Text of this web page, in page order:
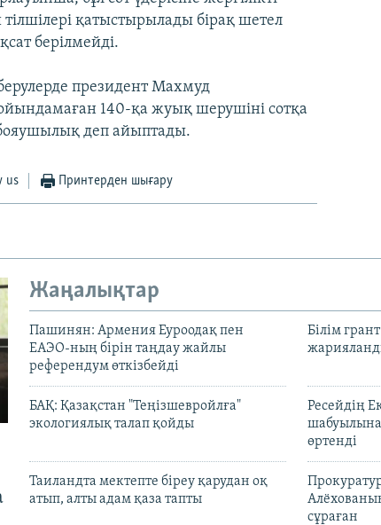
қатыстырылады бірақ шетел
берілмейді.
президент Махмуд
140-қа жуық шерушіні сотқа
деп айыптады.
us Принтерден шығару
Жаңалықтар
Пашинян: Армения Еуроодақ пен
ЕАЭО-ның бірін таңдау жайлы
референдум өткізбейді
Білім
БАҚ: Қазақстан "Теңізшевройлға"
экологиялық талап қойды
Ресейдің
өртенді
Таиландта мектепте біреу қарудан оқ
атып, алты адам қаза тапты
сұраған